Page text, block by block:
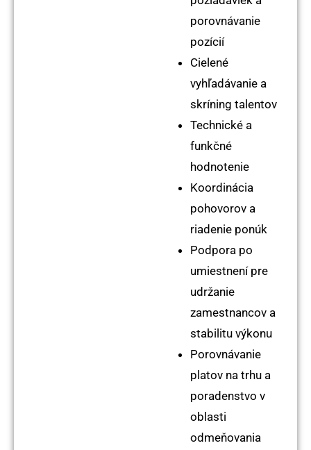
porovnávanie
pozícií
Cielené
vyhľadávanie a
skríning talentov
Technické a
funkčné
hodnotenie
Koordinácia
pohovorov a
riadenie ponúk
Podpora po
umiestnení pre
udržanie
zamestnancov a
stabilitu výkonu
Porovnávanie
platov na trhu a
poradenstvo v
oblasti
odmeňovania